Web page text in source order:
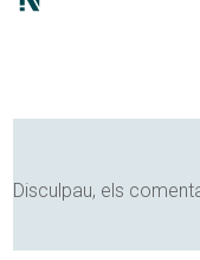
Disculpau, els